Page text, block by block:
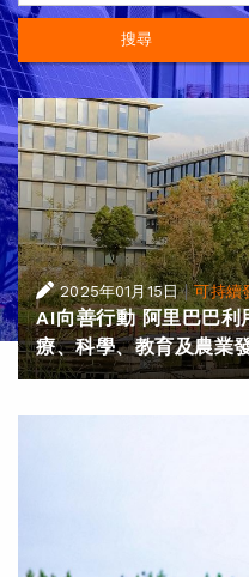
搜尋
2025年01月15日 |可持續
AI向善行動 阿里巴巴利
療、科學、教育及農業